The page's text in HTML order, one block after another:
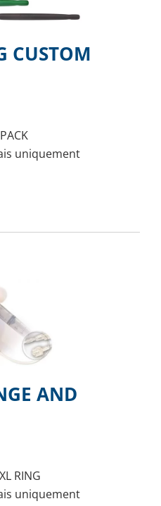
CUSTOM
uniquement
AND
RING
uniquement